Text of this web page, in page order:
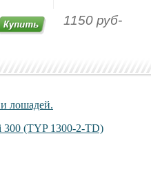
1150 руб-
лошадей.
(TYP 1300-2-TD)